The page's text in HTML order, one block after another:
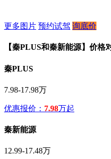
更多图片 预约试驾 询底价
【秦PLUS和秦新能源】价格
秦PLUS
7.98-17.98万
优惠报价： 7.98万起
秦新能源
12.99-17.48万